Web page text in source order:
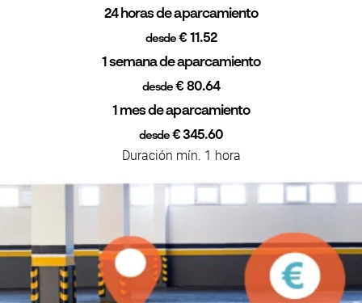
24 horas de aparcamiento
desde € 11.52
1 semana de aparcamiento
desde € 80.64
1 mes de aparcamiento
desde€ 345.60
Duración mín. 1 hora